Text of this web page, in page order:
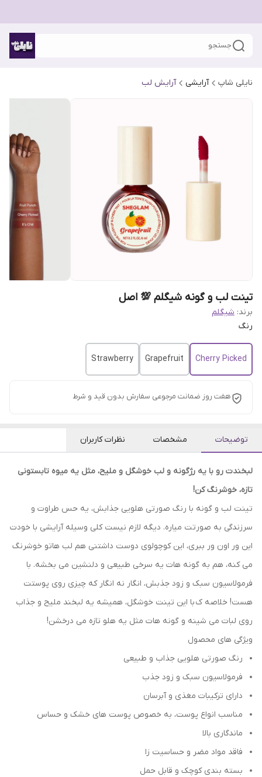
جستجو
نایلی شاپ آرایشی آرایش لب
تینت لب و گونه شیگلم 💯 اصل
برند: شیگلم
رنگ
Cherry Picked
Grapefruit
Strawberry
هفت روز ضمانت مرجوعی سفارش بدون قید و شرط
توضیحات مشخصات نظرات کاربران
لبخندت رو با یه رژگونه و لب خوشگل و ملیح، مثل یه میوه تابستونی
تازه، خوشرنگ کن!
تینت لب و گونه با رنگ صورتی هلویی جذابش، یه حس طراوت و
سرزندگی به صورتت میاره. دیگه لازم نیست کلی وسیله آرایشی با خودت
این ور اون ور ببری، این کوچولوی دوست داشتنی هم لب هاتو خوشرنگ
می کنه، هم به گونه هات یه سرخی طبیعی و دلنشین می بخشه. با
فرمولاسیون سبک و زود جذبش، انگار نه انگار که چیزی روی پوستت
هست! خلاصه ک با این تینت خوشگل، همیشه یه لبخند ملیح و جذاب
روی لبات می شینه و گونه هات مثل یه هلو تازه می درخشن!
ویژگی های محصول
رنگ صورتی هلویی جذاب و طبیعی
فرمولاسیون سبک و زود جذب
دارای ترکیبات مغذی و آبرسان
مناسب انواع پوست، به خصوص پوست های خشک و حساس
ماندگاری بالا
فاقد مواد مضر و حساسیت زا
بسته بندی کوچک و قابل حمل